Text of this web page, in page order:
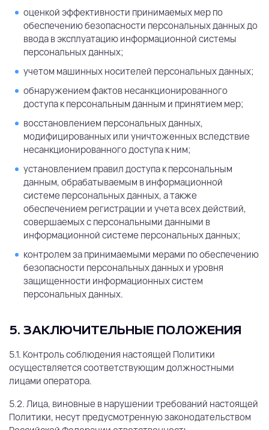
оценкой эффективности принимаемых мер по
обеспечению безопасности персональных данных до
ввода в эксплуатацию информационной системы
персональных данных;
учетом машинных носителей персональных данных;
обнаружением фактов несанкционированного
доступа к персональным данным и принятием мер;
восстановлением персональных данных,
модифицированных или уничтоженных вследствие
несанкционированного доступа к ним;
установлением правил доступа к персональным
данным, обрабатываемым в информационной
системе персональных данных, а также
обеспечением регистрации и учета всех действий,
совершаемых с персональными данными в
информационной системе персональных данных;
контролем за принимаемыми мерами по обеспечению
безопасности персональных данных и уровня
защищенности информационных систем
персональных данных.
5. ЗАКЛЮЧИТЕЛЬНЫЕ ПОЛОЖЕНИЯ
5.1. Контроль соблюдения настоящей Политики
осуществляется соответствующим должностными
лицами оператора.
5.2. Лица, виновные в нарушении требований настоящей
Политики, несут предусмотренную законодательством